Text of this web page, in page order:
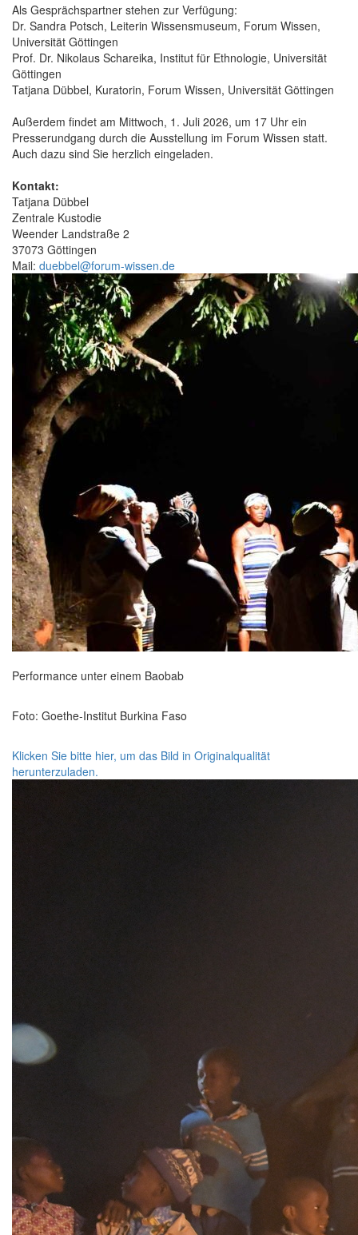
Als Gesprächspartner stehen zur Verfügung:
Dr. Sandra Potsch, Leiterin Wissensmuseum, Forum Wissen,
Universität Göttingen
Prof. Dr. Nikolaus Schareika, Institut für Ethnologie, Universität
Göttingen
Tatjana Dübbel, Kuratorin, Forum Wissen, Universität Göttingen
Außerdem findet am Mittwoch, 1. Juli 2026, um 17 Uhr ein
Presserundgang durch die Ausstellung im Forum Wissen statt.
Auch dazu sind Sie herzlich eingeladen.
Kontakt:
Tatjana Dübbel
Zentrale Kustodie
Weender Landstraße 2
37073 Göttingen
Mail: duebbel@forum-wissen.de
Performance unter einem Baobab
Foto: Goethe-Institut Burkina Faso
Klicken Sie bitte hier, um das Bild in Originalqualität
herunterzuladen.